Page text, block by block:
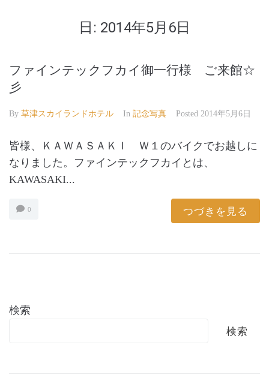
日: 2014年5月6日
ファインテックフカイ御一行様 ご来館☆
彡
By 草津スカイランドホテル In 記念写真 Posted 2014年5月6日
皆様、ＫＡＷＡＳＡＫＩ Ｗ１のバイクでお越しに
なりました。ファインテックフカイとは、
KAWASAKI...
0 つづきを見る
検索
検索